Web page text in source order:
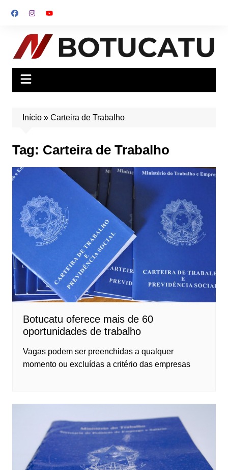
para
conteúdo
Início» Carteira de Trabalho
Tag: Carteira de Trabalho
Botucatu oferece mais de 60
oportunidades de trabalho
Vagas podem ser preenchidas a qualquer
momento ou excluídas a critério das empresas